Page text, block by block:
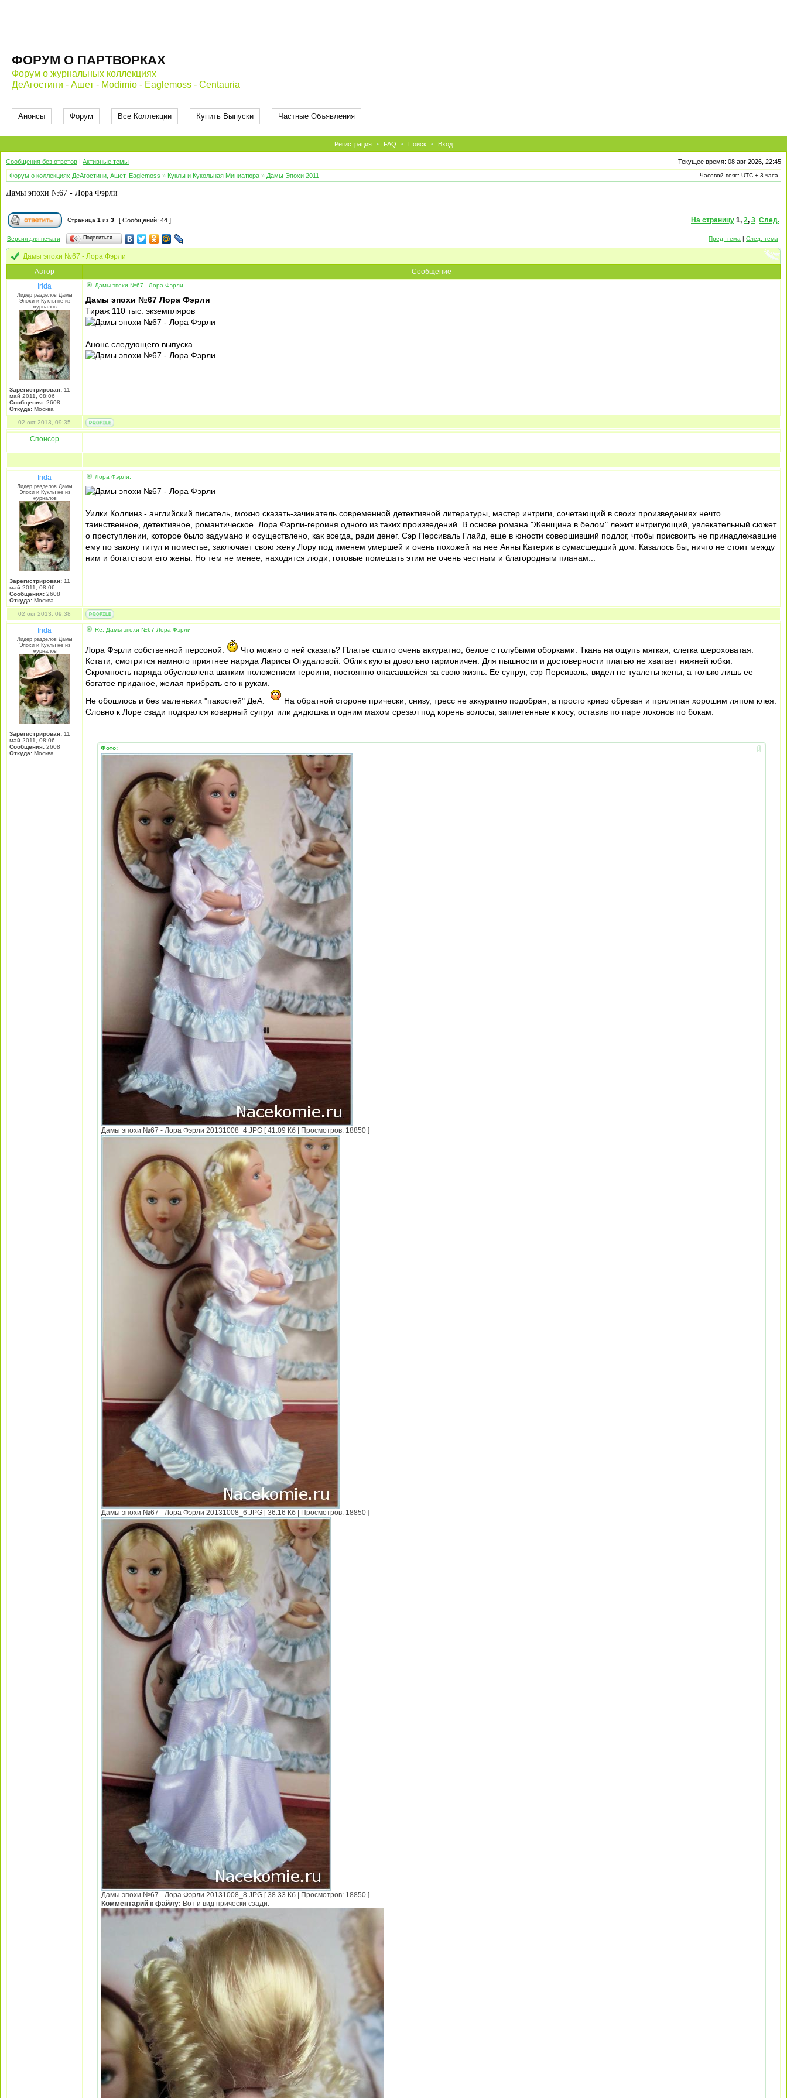
ФОРУМ О ПАРТВОРКАХ
Форум о журнальных коллекциях
ДеАгостини - Ашет - Modimio - Eaglemoss - Centauria
Анонсы Форум Все Коллекции Купить Выпуски Частные Объявления
Регистрация • FAQ • Поиск • Вход
Сообщения без ответов | Активные темы
Текущее время: 08 авг 2026, 22:45
Форум о коллекциях ДеАгостини, Ашет, Eaglemoss » Куклы и Кукольная Миниатюра » Дамы Эпохи 2011 Часовой пояс: UTC + 3 часа
Дамы эпохи №67 - Лора Фэрли
Страница 1 из 3 [ Сообщений: 44 ] На страницу 1, 2, 3 След.
Версия для печати Поделиться… Пред. тема | След. тема
Дамы эпохи №67 - Лора Фэрли
Автор
Сообщение
Irida
Лидер разделов Дамы
Эпохи и Куклы не из
журналов
Зарегистрирован: 11
май 2011, 08:06
Сообщения: 2608
Откуда: Москва
Дамы эпохи №67 - Лора Фэрли
Дамы эпохи №67 Лора Фэрли
Тираж 110 тыс. экземпляров
Анонс следующего выпуска
02 окт 2013, 09:35
Спонсор
Irida
Лидер разделов Дамы
Эпохи и Куклы не из
журналов
Зарегистрирован: 11
май 2011, 08:06
Сообщения: 2608
Откуда: Москва
Лора Фэрли.
Уилки Коллинз - английский писатель, можно сказать-зачинатель современной детективной литературы, мастер интриги, сочетающий в своих произведениях нечто
таинственное, детективное, романтическое. Лора Фэрли-героиня одного из таких произведений. В основе романа "Женщина в белом" лежит интригующий, увлекательный сюжет
о преступлении, которое было задумано и осуществлено, как всегда, ради денег. Сэр Персиваль Глайд, еще в юности совершивший подлог, чтобы присвоить не принадлежавшие
ему по закону титул и поместье, заключает свою жену Лору под именем умершей и очень похожей на нее Анны Катерик в сумасшедший дом. Казалось бы, ничто не стоит между
ним и богатством его жены. Но тем не менее, находятся люди, готовые помешать этим не очень честным и благородным планам...
02 окт 2013, 09:38
Irida
Лидер разделов Дамы
Эпохи и Куклы не из
журналов
Зарегистрирован: 11
май 2011, 08:06
Сообщения: 2608
Откуда: Москва
Re: Дамы эпохи №67-Лора Фэрли
Лора Фэрли собственной персоной.
Что можно о ней сказать? Платье сшито очень аккуратно, белое с голубыми оборками. Ткань на ощупь мягкая, слегка шероховатая.
Кстати, смотрится намного приятнее наряда Ларисы Огудаловой. Облик куклы довольно гармоничен. Для пышности и достоверности платью не хватает нижней юбки.
Скромность наряда обусловлена шатким положением героини, постоянно опасавшейся за свою жизнь. Ее супруг, сэр Персиваль, видел не туалеты жены, а только лишь ее
богатое приданое, желая прибрать его к рукам.
Не обошлось и без маленьких "пакостей" ДеА.
На обратной стороне прически, снизу, тресс не аккуратно подобран, а просто криво обрезан и приляпан хорошим ляпом клея.
Словно к Лоре сзади подкрался коварный супруг или дядюшка и одним махом срезал под корень волосы, заплетенные к косу, оставив по паре локонов по бокам.
Фото:
Дамы эпохи №67 - Лора Фэрли 20131008_4.JPG [ 41.09 Кб | Просмотров: 18850 ]
Дамы эпохи №67 - Лора Фэрли 20131008_6.JPG [ 36.16 Кб | Просмотров: 18850 ]
Дамы эпохи №67 - Лора Фэрли 20131008_8.JPG [ 38.33 Кб | Просмотров: 18850 ]
Комментарий к файлу: Вот и вид прически сзади.